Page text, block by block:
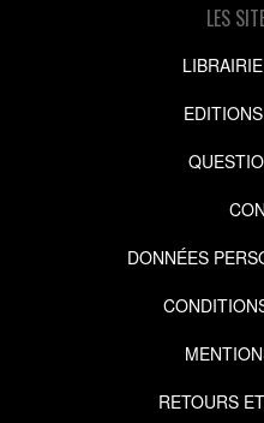
LES
DONNÉES
RETOURS